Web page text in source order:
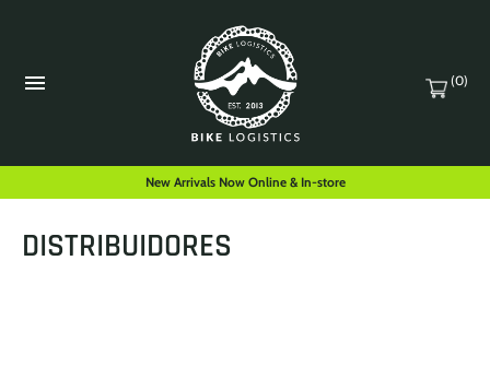
(0)
New Arrivals Now Online & In-store
DISTRIBUIDORES